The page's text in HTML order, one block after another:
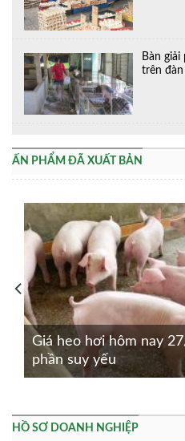
Bàn
trên
ẤN PHẨM ĐÃ XUẤT BẢN
Giá heo hơi hôm nay
phần suy yếu
HỒ SƠ DOANH NGHIỆP